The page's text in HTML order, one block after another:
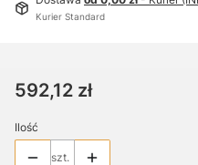
Kurier Standard
Cena
592,12 zł
Ilość
szt.